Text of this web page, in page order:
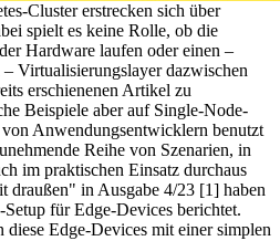
Cluster erstrecken sich über
spielt es keine Rolle, ob die
Hardware laufen oder einen –
Virtualisierungslayer dazwischen
erschienenen Artikel zu
Beispiele aber auf Single-Node-
Anwendungsentwicklern benutzt
Reihe von Szenarien, in
im praktischen Einsatz durchaus
draußen" in Ausgabe 4/23 [1] haben
für Edge-Devices berichtet.
diese Edge-Devices mit einer simplen